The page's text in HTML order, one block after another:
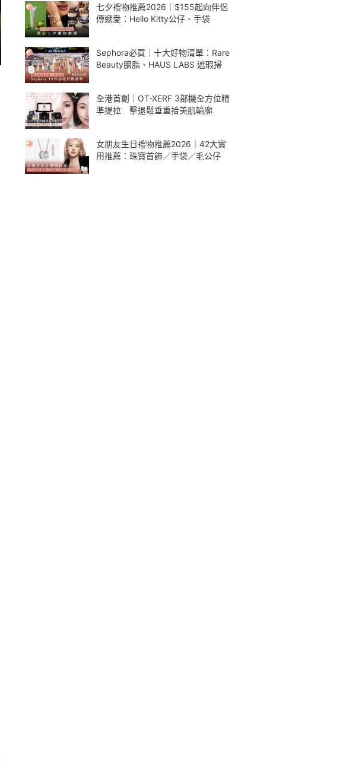
七夕禮物推薦2026｜$155起向伴侶
傳遞愛：Hello Kitty公仔、手袋
Sephora必買｜十大好物清單：Rare
Beauty胭脂、HAUS LABS 遮瑕掃
全港首創｜OT-XERF 3部機全方位精
準提拉 擊退鬆垂重拾美肌輪廓
女朋友生日禮物推薦2026｜42大實
用推薦：珠寶首飾／手袋／毛公仔